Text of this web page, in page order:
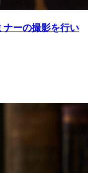
ナーの撮影を行い